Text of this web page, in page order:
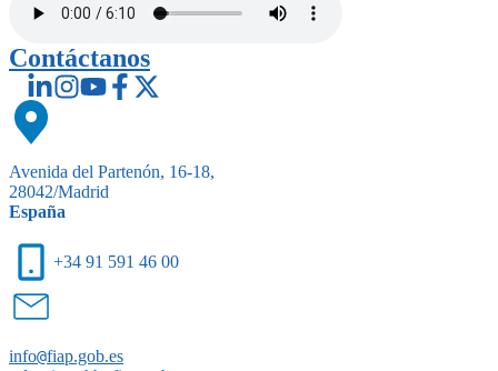
Contáctanos
Avenida del Partenón, 16-18,
28042/Madrid
España
+34 91 591 46 00
info@fiap.gob.es